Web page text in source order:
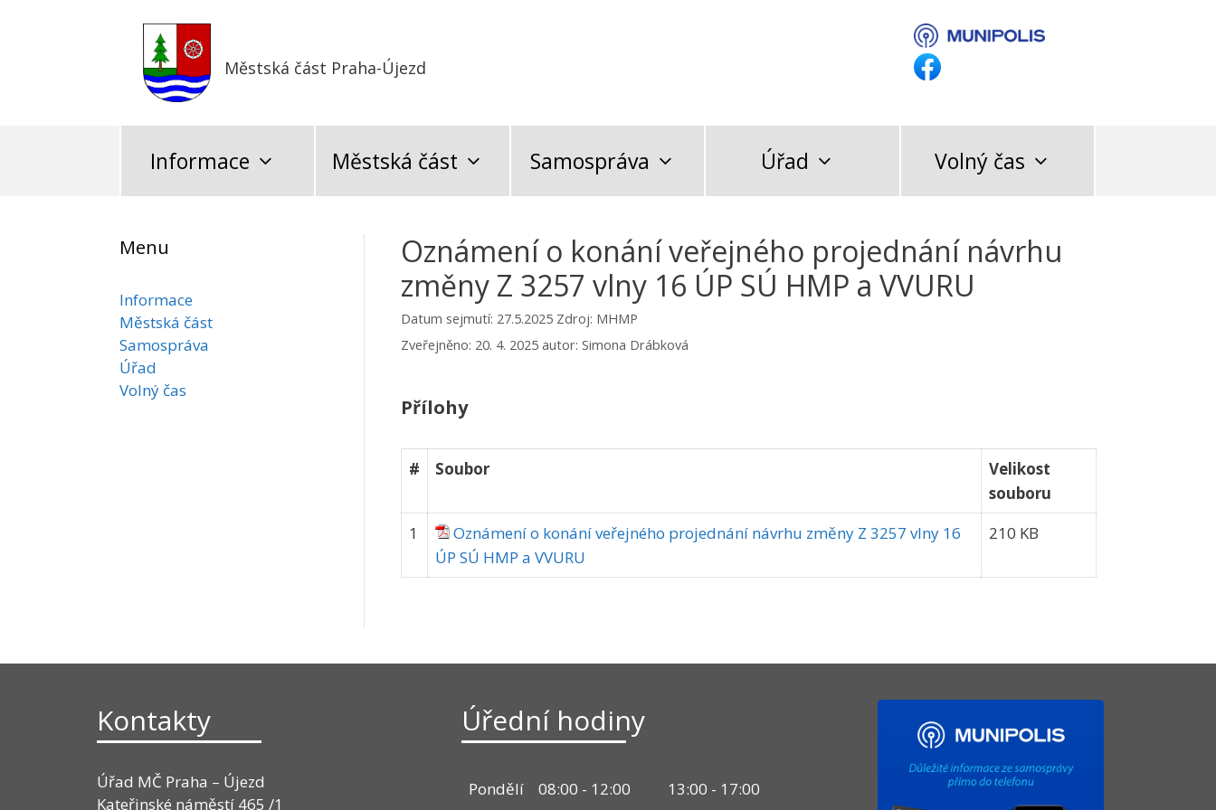
Městská část Praha-Újezd
Informace Městská část Samospráva Úřad Volný čas
Oznámení o konání veřejného projednání návrhu
změny Z 3257 vlny 16 ÚP SÚ HMP a VVURU
Datum sejmutí: 27.5.2025 Zdroj: MHMP
Zveřejněno: 20. 4. 2025 autor: Simona Drábková
Přílohy
# Soubor
Velikost
souboru
1
Oznámení o konání veřejného projednání návrhu změny Z 3257 vlny 16
ÚP SÚ HMP a VVURU
210 KB
Menu
Informace
Městská část
Samospráva
Úřad
Volný čas
Kontakty
Úřad MČ Praha – Újezd
Kateřinské náměstí 465 /1
Úřední hodiny
Pondělí 08:00 - 12:00 13:00 - 17:00